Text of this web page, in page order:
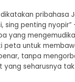
pribahasa
sing penting
yang
peta untuk
tanpa
yang seharusnya